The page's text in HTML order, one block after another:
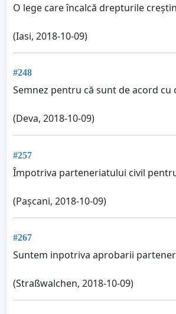
O lege care încalcă drepturile
(Iasi, 2018-10-09)
#248
Semnez pentru că sunt de acord
(Deva, 2018-10-09)
#257
Împotriva parteneriatului civil
(Pașcani, 2018-10-09)
#267
Suntem inpotriva aprobarii
(Straßwalchen, 2018-10-09)